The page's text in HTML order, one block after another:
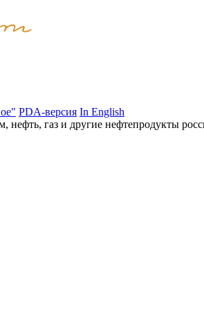
PDA-версия In English
нефть, газ и другие нефтепродукты